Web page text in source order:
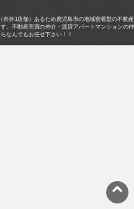
外1店舗）あるため鹿児島市の地域密着型の不動産
。不動産売買の仲介・賃貸アパートマンションの仲
なんでもお任せ下さい！！